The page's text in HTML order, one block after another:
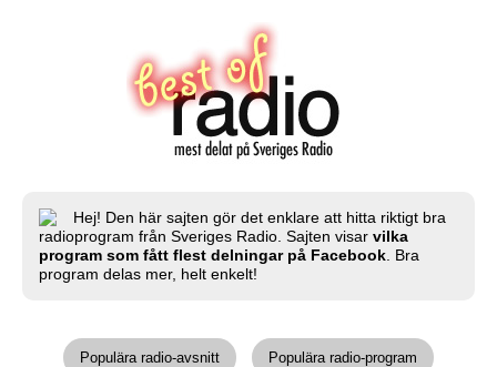
Hej! Den här sajten gör det enklare att hitta riktigt bra
radioprogram från Sveriges Radio. Sajten visar vilka
program som fått flest delningar på Facebook . Bra
program delas mer, helt enkelt!
Populära radio-avsnitt Populära radio-program